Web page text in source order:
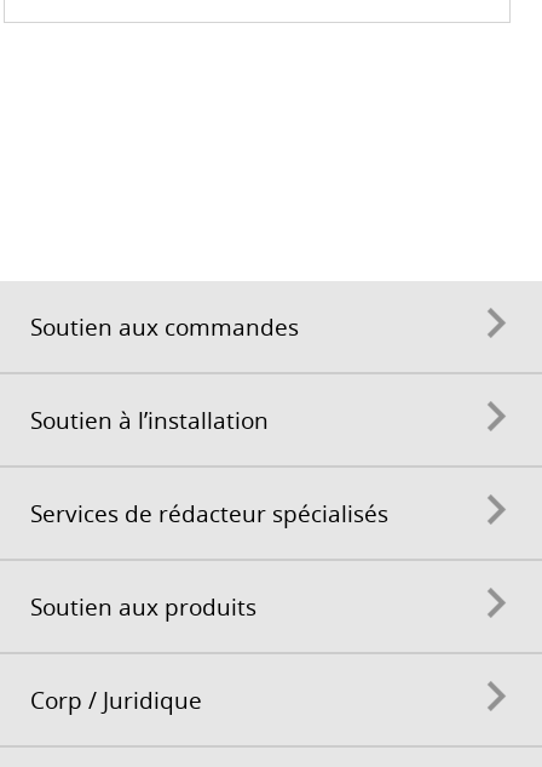
Soutien aux commandes
Soutien à l’installation
Services de rédacteur spécialisés
Soutien aux produits
Corp / Juridique